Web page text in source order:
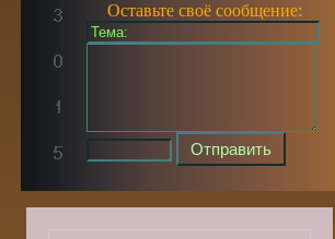
Оставьте своё сообщение: